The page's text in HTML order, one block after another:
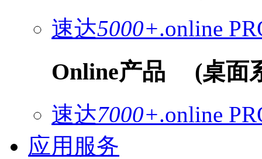
速达5000+.online
Online产品 (桌面
速达7000+.online
应用服务